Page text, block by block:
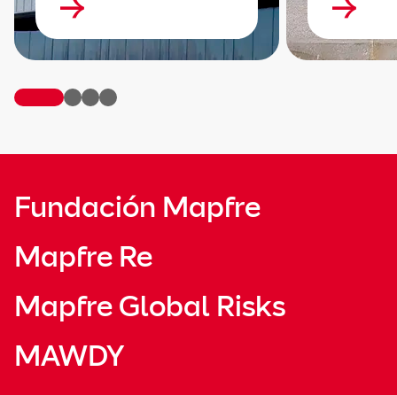
Fundación Mapfre
Mapfre Re
Mapfre Global Risks
MAWDY